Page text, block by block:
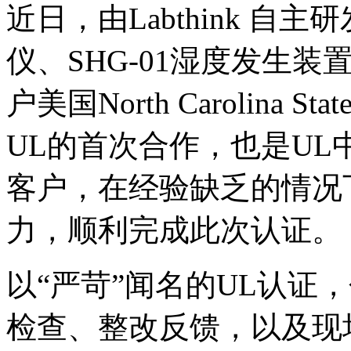
近日，由Labthink 自主
仪、SHG-01湿度发生装
户美国North Carolina
UL的首次合作，也是UL
客户，在经验缺乏的情
力，顺利完成此次认证。
以“严苛”闻名的UL认证
检查、整改反馈，以及